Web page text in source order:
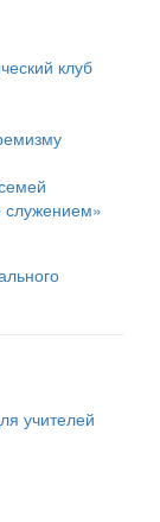
клуб
учителей